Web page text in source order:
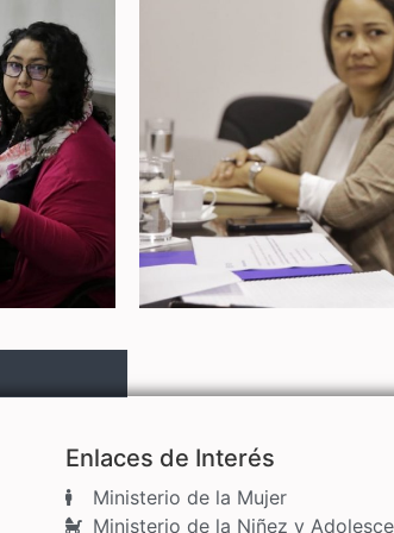
Enlaces de Interés
Ministerio de la Mujer
Ministerio de la Niñez y